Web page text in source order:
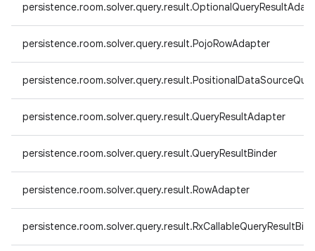
persistence.room.solver.query.result.PojoRowAdapter
persistence.room.solver.query.result.QueryResultAdapter
persistence.room.solver.query.result.QueryResultBinder
persistence.room.solver.query.result.RowAdapter